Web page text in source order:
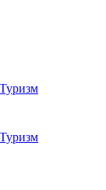
Туризм
Туризм